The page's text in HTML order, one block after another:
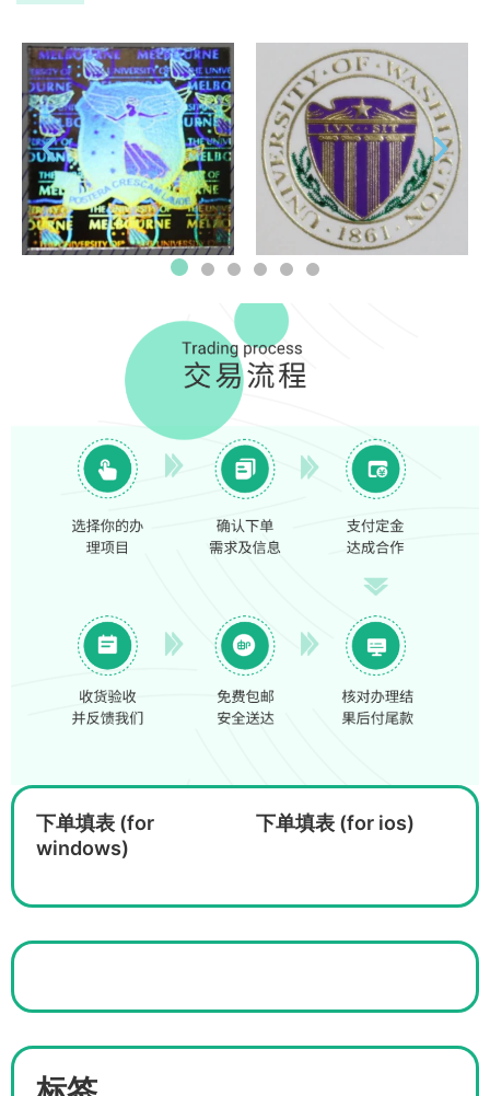
下单填表 (for
windows)
下单填表 (for ios)